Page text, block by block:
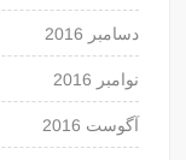
دسامبر 2016
نوامبر 2016
آگوست 2016